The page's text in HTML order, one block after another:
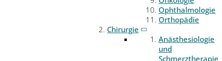
Ophthalmologie
Orthopädie
Chirurgie
Anästhesiologie
und
Schmerztherapie